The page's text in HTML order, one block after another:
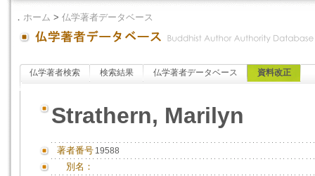
． ホーム > 仏学著者データベース
仏学著者検索 検索結果 仏学著者データベース 資料改正
Strathern, Marilyn
著者番号 19588
別名：